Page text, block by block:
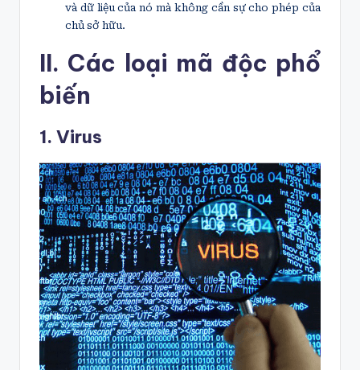
và dữ liệu của nó mà không cần sự cho phép của
chủ sở hữu.
II. Các loại mã độc phổ
biến
1. Virus